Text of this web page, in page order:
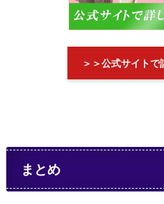
＞＞公式サイトで
まとめ